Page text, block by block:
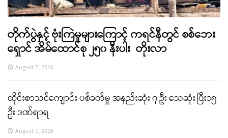
တိုက်ပွဲနှင့် ဗုံးကြဲမှုများကြောင့် ကရင်နီတွင် စစ်ဘေး
ရှောင် အိမ်ထောင်စု ၂၅၀ နီးပါး တိုးလာ
August 7, 2026
ထိုင်းစာသင်ကျောင်း ပစ်ခတ်မှု အနည်းဆုံး ၇ ဦး သေဆုံး ပြီး၁၅
ဦး ဒဏ်ရာရ
August 7, 2026